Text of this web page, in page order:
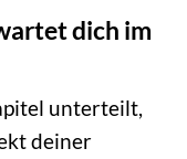
dich im
unterteilt,
deiner